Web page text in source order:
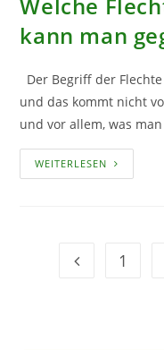
Welche
kann man
Der Begriff der
und das kommt nicht
und vor allem, was
WEITERLESEN WELCHE
MAN
GEGEN
Geh zur1